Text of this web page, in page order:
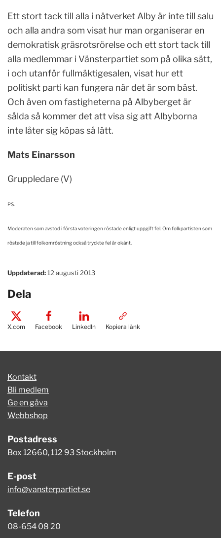
Ett stort tack till alla i nätverket Alby är inte till salu
och alla andra som visat hur man organiserar en
demokratisk gräsrotsrörelse och ett stort tack till
alla medlemmar i Vänsterpartiet som på olika sätt,
i och utanför fullmäktigesalen, visat hur ett
politiskt parti kan fungera när det är som bäst.
Och även om fastigheterna på Albyberget är
sålda så kommer det att visa sig att Albyborna
inte låter sig köpas så lätt.
Mats Einarsson
Gruppledare (V)
PS.
Moderaten som avstod i första voteringen röstade enligt uppgift fel. Om folkpartisten som
röstade ja till folkomröstning också tryckte fel är okänt.
Uppdaterad:12 augusti 2013
Dela
X.com Facebook LinkedIn Kopiera länk
Kontakt
Bli medlem
Ge en gåva
Webbshop
Postadress
Box 12660, 112 93 Stockholm
E-post
info@vansterpartiet.se
Telefon
08-654 08 20